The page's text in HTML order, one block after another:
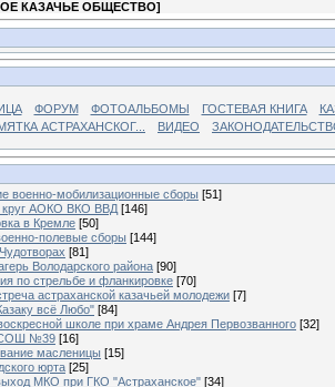
КАЗАЧЬЕ ОБЩЕСТВО]
ФОРУМ ФОТОАЛЬБОМЫ ГОСТЕВАЯ КНИГА
АСТРАХАНСКОГ...
ВИДЕО
военно-мобилизационные сборы [51]
круг АОКО ВКО ВВД [146]
в Кремле [50]
полевые сборы [144]
[81]
Володарского района [90]
по стрельбе и фланкировке [70]
астраханской казачьей молодежи [7]
всё Любо" [84]
школе при храме Андрея Первозванного [32]
СОШ №39 [16]
масленицы [15]
юрта [25]
МКО при ГКО "Астраханское" [34]